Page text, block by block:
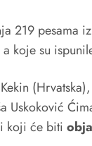
219
koje su
Uskoković
koji će biti